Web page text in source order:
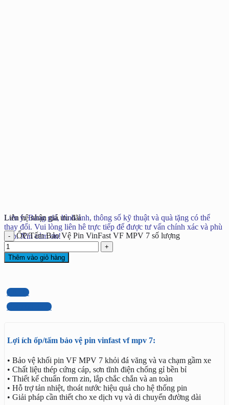
Lưu ý: Bảng giá, hình ảnh, thông số kỹ thuật và quà tặng có thể
thay đổi. Vui lòng liên hê trực tiếp để được tư vấn chính xác và phù
hợp. Xin cảm ơn!
Liên hệ nhận giá ưu đãi
ỐP/Tấm Bảo Vệ Pin VinFast VF MPV 7 số lượng
Thêm vào giỏ hàng
ZALO
0949 60 3979
Lợi ích ốp/tấm bảo vệ pin vinfast vf mpv 7:
• Bảo vệ khối pin VF MPV 7 khỏi đá văng và va chạm gầm xe
• Chất liệu thép cứng cáp, sơn tĩnh điện chống gỉ bền bỉ
• Thiết kế chuẩn form zin, lắp chắc chắn và an toàn
• Hỗ trợ tản nhiệt, thoát nước hiệu quả cho hệ thống pin
• Giải pháp cần thiết cho xe dịch vụ và di chuyển đường dài